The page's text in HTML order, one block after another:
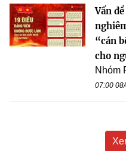
Vấn
“cán
cho
Nhóm
07:00